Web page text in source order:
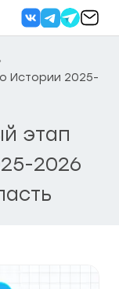
Истории 2025-
этап
2026